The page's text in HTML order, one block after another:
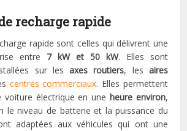
recharge rapide
rapide sont celles qui délivrent une
entre 7 kW et 50 kW. Elles sont
sur lesaxes routiers, les aires
centres commerciaux. Elles permettent
voiture électrique en une heure environ,
le niveau de batterie et la puissance du
adaptées aux véhicules qui ont une